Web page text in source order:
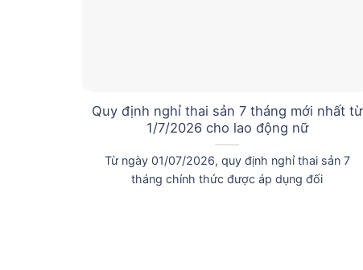
Quy định nghỉ thai sản 7 tháng mới nhất từ
1/7/2026 cho lao động nữ
Từ ngày 01/07/2026, quy định nghỉ thai sản 7
tháng chính thức được áp dụng đối